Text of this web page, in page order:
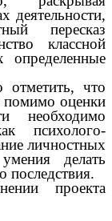
деятельности,
пересказ
классной
отметить, что
помимо оценки
необходимо
психолого-
личностных
делать
последствия.
проекта